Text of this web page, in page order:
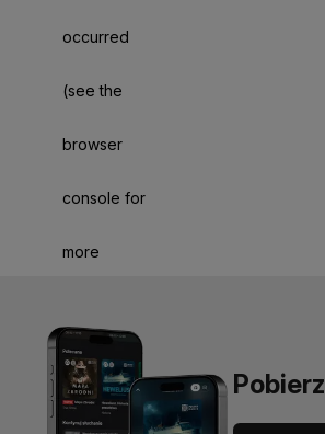
occurred
(see the
browser
console for
more